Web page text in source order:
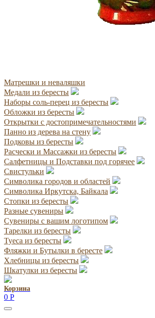
Матрешки и неваляшки
Медали из бересты
Наборы соль-перец из бересты
Обложки из бересты
Открытки с достопримечательностями
Панно из дерева на стену
Подковы из бересты
Расчески и Массажки из бересты
Салфетницы и Подставки под горячее
Свистульки
Символика городов и областей
Символика Иркутска, Байкала
Стопки из бересты
Разные сувениры
Сувениры с вашим логотипом
Тарелки из бересты
Туеса из бересты
Фляжки и Бутылки в бересте
Хлебницы из бересты
Шкатулки из бересты
Корзина
0 Р